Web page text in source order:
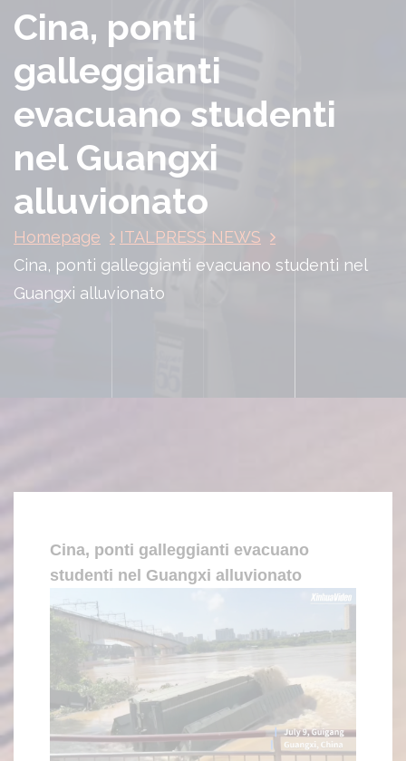
Cina, ponti
galleggianti
evacuano studenti
nel Guangxi
alluvionato
Homepage
ITALPRESS NEWS
Cina, ponti galleggianti evacuano studenti nel
Guangxi alluvionato
Cina, ponti galleggianti evacuano
studenti nel Guangxi alluvionato